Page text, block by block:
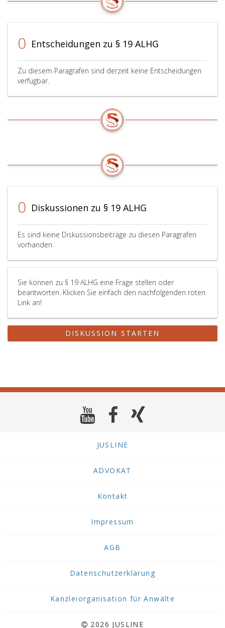
0 Entscheidungen zu § 19 ALHG
Zu diesem Paragrafen sind derzeit keine Entscheidungen
verfügbar.
0 Diskussionen zu § 19 ALHG
Es sind keine Diskussionsbeiträge zu diesen Paragrafen
vorhanden.
Sie können zu § 19 ALHG eine Frage stellen oder
beantworten. Klicken Sie einfach den nachfolgenden roten
Link an!
DISKUSSION STARTEN
JUSLINE
ADVOKAT
Kontakt
Impressum
AGB
Datenschutzerklärung
Kanzleiorganisation für Anwälte
2026 JUSLINE